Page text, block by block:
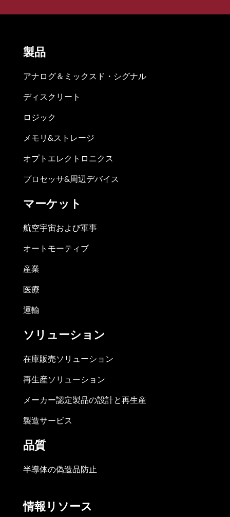
製品
アナログ＆ミックスド・シグナル
ディスクリート
ロジック
メモリ&ストレージ
オプトエレクトロニクス
プロセッサ&周辺デバイス
マーケット
航空宇宙および軍事
オートモーティブ
産業
医療
運輸
ソリューション
在庫販売ソリューション
再生産ソリューション
メーカー認定製品の設計と再生産
製造サービス
品質
半導体の偽造品防止
情報リソース